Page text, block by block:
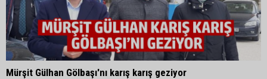
Mürşit Gülhan Gölbaşı'nı karış karış geziyor